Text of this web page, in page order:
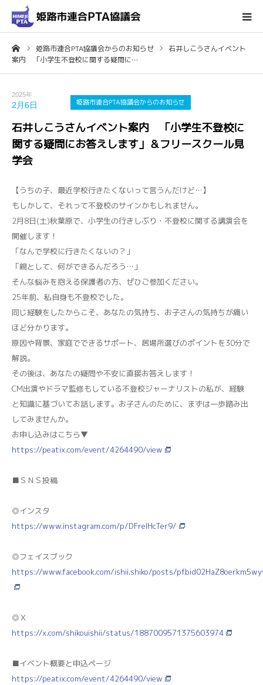
姫路市連合PTA協議会からのお知らせ
石井しこうさんイベント
案内 「小学生不登校に関する疑問に…
2025年
2月6日 姫路市連合PTA協議会からのお知らせ
石井しこうさんイベント案内 「小学生不登校に
関する疑問にお答えします」＆フリースクール見
学会
【うちの子、最近学校行きたくないって言うんだけど…】
もしかして、それって不登校のサインかもしれません。
2月8日(土)秋葉原で、小学生の行きしぶり・不登校に関する講演会を
開催します！
「なんで学校に行きたくないの？」
「親として、何ができるんだろう…」
そんな悩みを抱える保護者の方、ぜひご参加ください。
25年前、私自身も不登校でした。
同じ経験をしたからこそ、あなたの気持ち、お子さんの気持ちが痛い
ほど分かります。
原因や背景、家庭でできるサポート、居場所選びのポイントを30分で
解説。
その後は、あなたの疑問や不安に直接お答えします！
CM出演やドラマ監修もしている不登校ジャーナリストの私が、経験
と知識に基づいてお話します。お子さんのために、まずは一歩踏み出
してみませんか。
お申し込みはこちら▼
https://peatix.com/event/4264490/view
■ＳＮＳ投稿
◎インスタ
https://www.instagram.com/p/DFrelHcTer9/
◎フェイスブック
https://www.facebook.com/ishii.shiko/posts/
◎Ｘ
https://x.com/shikouishii/status/1887009571375603974
■イベント概要と申込ページ
https://peatix.com/event/4264490/view
ホーム
輪番表
お問い合わせ